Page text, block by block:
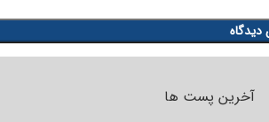
آخرین پست ها